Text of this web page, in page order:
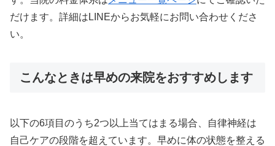
だけます。詳細はLINEからお気軽にお問い合わせくださ
い。
こんなときは早めの来院をおすすめします
以下の6項目のうち2つ以上当てはまる場合、自律神経は
自己ケアの段階を超えています。早めに体の状態を整える